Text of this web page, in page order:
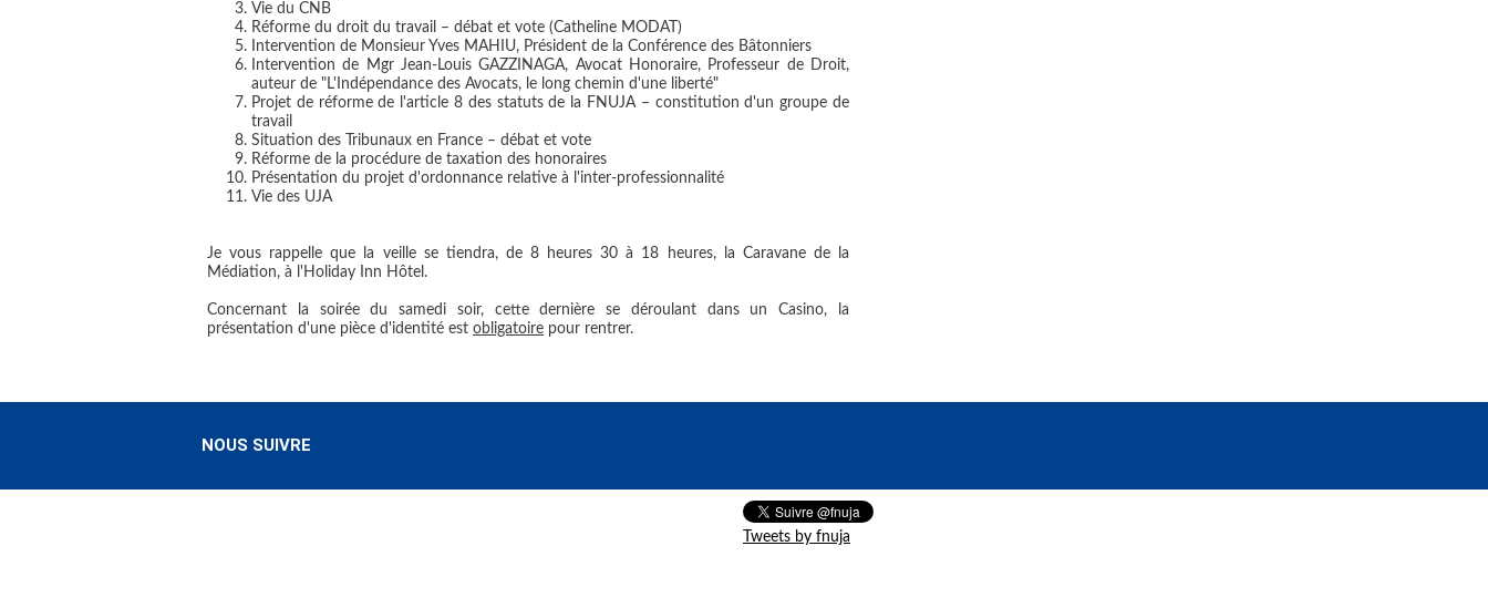
Vie du CNB
Réforme du droit du travail – débat et vote (Catheline MODAT)
Intervention de Monsieur Yves MAHIU, Président de la Conférence des Bâtonniers
Intervention de Mgr Jean-Louis GAZZINAGA, Avocat Honoraire, Professeur de Droit,
auteur de "L'Indépendance des Avocats, le long chemin d'une liberté"
Projet de réforme de l'article 8 des statuts de la FNUJA – constitution d'un groupe de
travail
Situation des Tribunaux en France – débat et vote
Réforme de la procédure de taxation des honoraires
Présentation du projet d'ordonnance relative à l'inter-professionnalité
Vie des UJA
Je vous rappelle que la veille se tiendra, de 8 heures 30 à 18 heures, la Caravane de la
Médiation, à l'Holiday Inn Hôtel.
Concernant la soirée du samedi soir, cette dernière se déroulant dans un Casino, la
présentation d'une pièce d'identité est obligatoire pour rentrer.
NOUS SUIVRE
Tweets by fnuja